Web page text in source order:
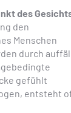
des
den
Menschen
durch
gefühlt
entsteht